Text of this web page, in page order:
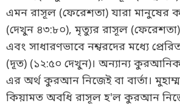
এমন রাসূল (ফেরেশতা) যারা মানুষের
(দেখুন ৪৩:৮০), মৃত্যুর রাসূল
এবং সাধারণভাবে নশ্বরদের মধ্যে
(দূত) (১২:৫০ দেখুন)। অন্যান্য কুরআনিক
এর অর্থ কুরআন নিজেই বা বার্তা।
কিয়ামত অবধি রাসূল হ'ল কুরআন